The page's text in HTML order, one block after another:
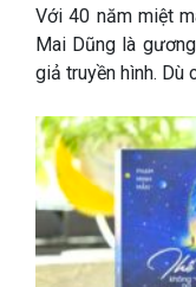
Với 40 năm miệt
Mai Dũng là
giả truyền hình. Dù